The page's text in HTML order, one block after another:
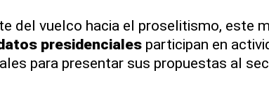
del vuelco hacia el proselitismo, este
presidencialesparticipan en
para presentar sus propuestas al